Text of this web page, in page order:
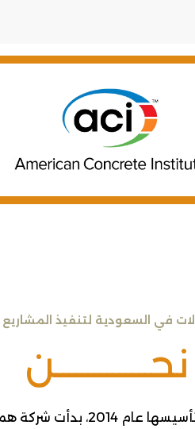
في السعودية لتنفيذ المشاريع
منذ تأسيسها عام